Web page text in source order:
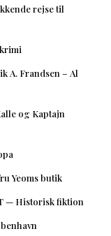
rejse til
A. Frandsen – Al
og Kaptajn
Yeoms butik
— Historisk fiktion